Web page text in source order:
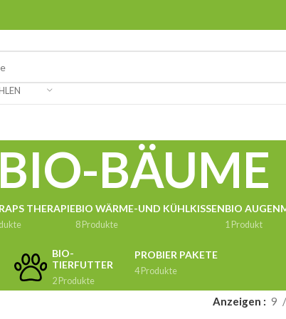
BIO-BÄUME
THERAPIEBIO WÄRME-UND KÜHLKISSEN
8 Produkte
BIO
1 Produkt
BIO-
TIERFUTTER
2 Produkte
PROBIER PAKETE
4 Produkte
Anzeigen 9